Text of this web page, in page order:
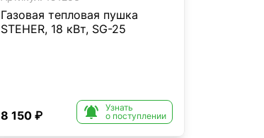
Газовая тепловая пушка
STEHER, 18 кВт, SG-25
8 150 ₽ 
Узнать
о поступлении